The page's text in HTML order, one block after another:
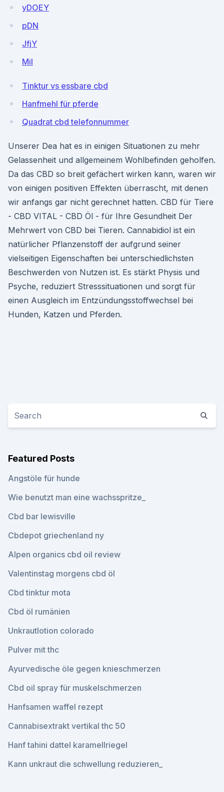
yDOEY
pDN
JfjY
Mil
Tinktur vs essbare cbd
Hanfmehl für pferde
Quadrat cbd telefonnummer
Unserer Dea hat es in einigen Situationen zu mehr
Gelassenheit und allgemeinem Wohlbefinden geholfen.
Da das CBD so breit gefächert wirken kann, waren wir
von einigen positiven Effekten überrascht, mit denen
wir anfangs gar nicht gerechnet hatten. CBD für Tiere
- CBD VITAL - CBD Öl - für Ihre Gesundheit Der
Mehrwert von CBD bei Tieren. Cannabidiol ist ein
natürlicher Pflanzenstoff der aufgrund seiner
vielseitigen Eigenschaften bei unterschiedlichsten
Beschwerden von Nutzen ist. Es stärkt Physis und
Psyche, reduziert Stresssituationen und sorgt für
einen Ausgleich im Entzündungsstoffwechsel bei
Hunden, Katzen und Pferden.
Featured Posts
Angstöle für hunde
Wie benutzt man eine wachsspritze_
Cbd bar lewisville
Cbdepot griechenland ny
Alpen organics cbd oil review
Valentinstag morgens cbd öl
Cbd tinktur mota
Cbd öl rumänien
Unkrautlotion colorado
Pulver mit thc
Ayurvedische öle gegen knieschmerzen
Cbd oil spray für muskelschmerzen
Hanfsamen waffel rezept
Cannabisextrakt vertikal thc 50
Hanf tahini dattel karamellriegel
Kann unkraut die schwellung reduzieren_